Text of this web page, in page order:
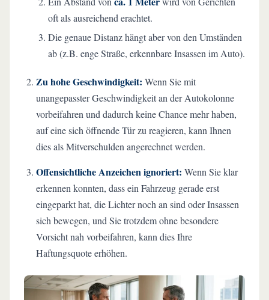
oft als ausreichend erachtet.
Die genaue Distanz hängt aber von den Umständen
ab (z.B. enge Straße, erkennbare Insassen im Auto).
Zu hohe Geschwindigkeit: Wenn Sie mit
unangepasster Geschwindigkeit an der Autokolonne
vorbeifahren und dadurch keine Chance mehr haben,
auf eine sich öffnende Tür zu reagieren, kann Ihnen
dies als Mitverschulden angerechnet werden.
Offensichtliche Anzeichen ignoriert: Wenn Sie klar
erkennen konnten, dass ein Fahrzeug gerade erst
eingeparkt hat, die Lichter noch an sind oder Insassen
sich bewegen, und Sie trotzdem ohne besondere
Vorsicht nah vorbeifahren, kann dies Ihre
Haftungsquote erhöhen.